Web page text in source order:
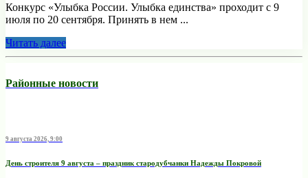
Конкурс «Улыбка России. Улыбка единства» проходит с 9
июля по 20 сентября. Принять в нем ...
Читать далее
Районные новости
9 августа 2026, 9:00
День строителя 9 августа – праздник стародубчанки Надежды Покровой